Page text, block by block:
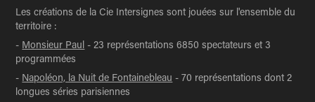
Les créations de la Cie Intersignes sont jouées sur l'ensemble du
territoire :
- Monsieur Paul - 23 représentations 6850 spectateurs et 3
programmées
- Napoléon, la Nuit de Fontainebleau - 70 représentations dont 2
longues séries parisiennes